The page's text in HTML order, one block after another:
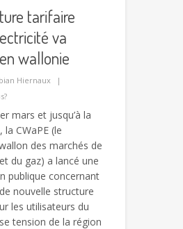
tarifaire
va
wallonie
Hiernaux
mars et jusqu’à la
CWaPE (le
des marchés de
du gaz) a lancé une
publique concernant
nouvelle structure
les utilisateurs du
tension de la région